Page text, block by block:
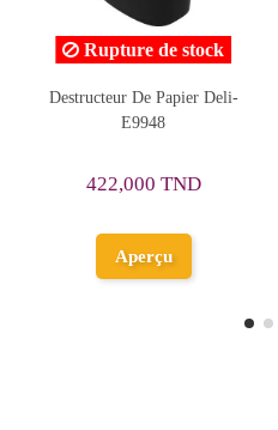
Rupture de stock
Destructeur De Papier Genie
250CD
185,640 TND
Aperçu